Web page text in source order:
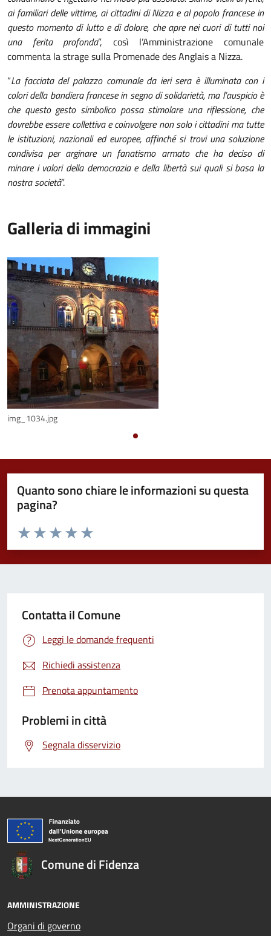
ai familiari delle vittime, ai cittadini di Nizza e al popolo francese in
questo momento di lutto e di dolore, che apre nei cuori di tutti noi
una ferita profonda”, così l’Amministrazione comunale
commenta la strage sulla Promenade des Anglais a Nizza.
“La facciata del palazzo comunale da ieri sera è illuminata con i
colori della bandiera francese in segno di solidarietà, ma l’auspicio è
che questo gesto simbolico possa stimolare una riflessione, che
dovrebbe essere collettiva e coinvolgere non solo i cittadini ma tutte
le istituzioni, nazionali ed europee, affinché si trovi una soluzione
condivisa per arginare un fanatismo armato che ha deciso di
minare i valori della democrazia e della libertà sui quali si basa la
nostra società”.
Galleria di immagini
img_1034.jpg
Quanto sono chiare le informazioni su questa
pagina?
Valuta da 1 a 5 stelle la pagina
Valuta 5 stelle su 5
Valuta 4 stelle su 5
Valuta 3 stelle su 5
Valuta 2 stelle su 5
Valuta 1 stelle su 5
Contatta il Comune
Leggi le domande frequenti
Richiedi assistenza
Prenota appuntamento
Problemi in città
Segnala disservizio
Comune di Fidenza
AMMINISTRAZIONE
Organi di governo